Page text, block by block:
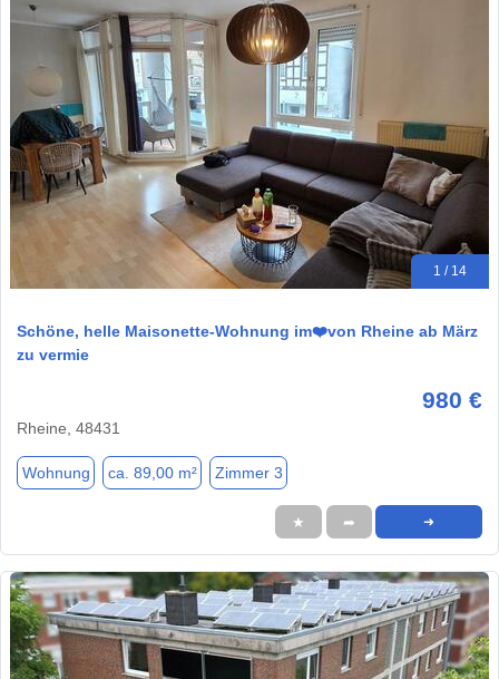
1 / 14
Schöne, helle Maisonette-Wohnung im❤️von Rheine ab März
zu vermie
980 €
Rheine, 48431
Wohnung ca. 89,00 m² Zimmer 3
★ ➦ ➜